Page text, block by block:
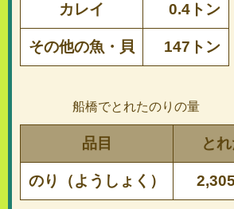
カレイ 0.4トン
その他の魚・貝 147トン
船橋でとれたのりの量
品目 と
のり（ようしょく）